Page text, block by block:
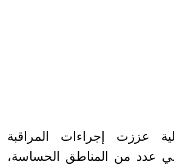
عززت إجراءات المراقبة
في عدد من المناطق الحساسة،